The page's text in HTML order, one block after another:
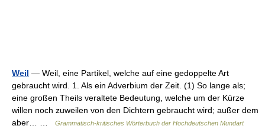
Weil — Weil, eine Partikel, welche auf eine gedoppelte Art
gebraucht wird. 1. Als ein Adverbium der Zeit. (1) So lange als;
eine großen Theils veraltete Bedeutung, welche um der Kürze
willen noch zuweilen von den Dichtern gebraucht wird; außer dem
aber… …
Grammatisch-kritisches Wörterbuch der Hochdeutschen Mundart